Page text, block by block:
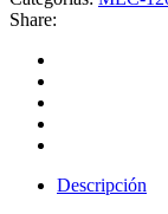
Share:
Descripción